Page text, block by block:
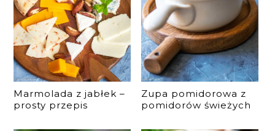
Marmolada z jabłek –
prosty przepis
Zupa pomidorowa z
pomidorów świeżych